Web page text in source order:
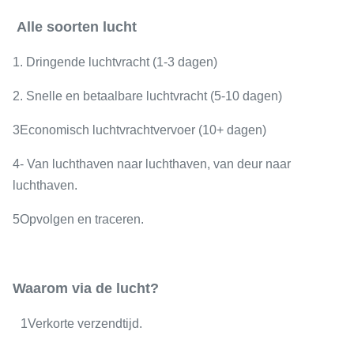
Alle soorten lucht
1. Dringende luchtvracht (1-3 dagen)
2. Snelle en betaalbare luchtvracht (5-10 dagen)
3Economisch luchtvrachtvervoer (10+ dagen)
4- Van luchthaven naar luchthaven, van deur naar
luchthaven.
5Opvolgen en traceren.
Waarom via de lucht?
1Verkorte verzendtijd.